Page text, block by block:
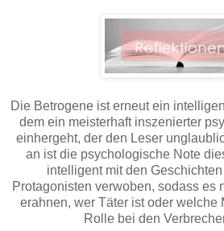
Die Betrogene ist erneut ein
dem ein meisterhaft inszenierter
einhergeht, der den Leser
an ist die psychologische Note
intelligent mit den
Protagonisten verwoben, sodass es
erahnen, wer Täter ist oder welche
Rolle bei den